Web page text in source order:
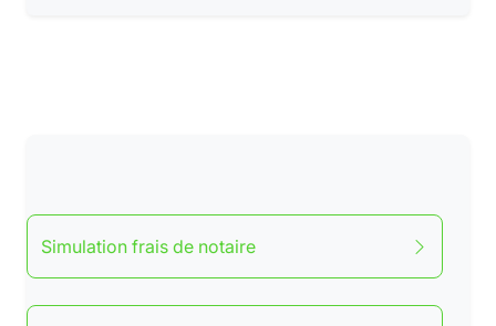
Simulation frais de notaire